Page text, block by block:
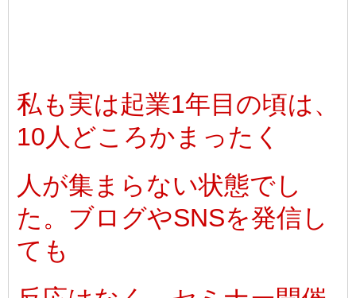
私も実は起業1年目の頃は、
10人どころかまったく
人が集まらない状態でし
た。ブログやSNSを発信し
ても